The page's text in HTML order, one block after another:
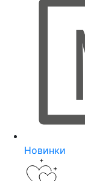
Новинки